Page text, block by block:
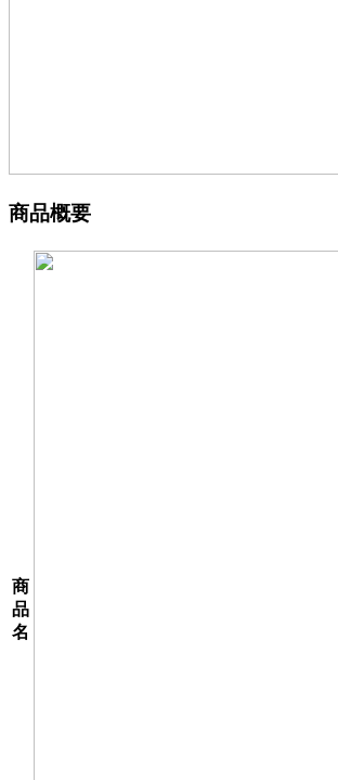
商品概要
商
品
名